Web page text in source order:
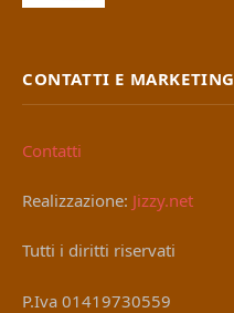
CONTATTI E MARKETING
Contatti
Realizzazione: Jizzy.net
Tutti i diritti riservati
P.Iva 01419730559